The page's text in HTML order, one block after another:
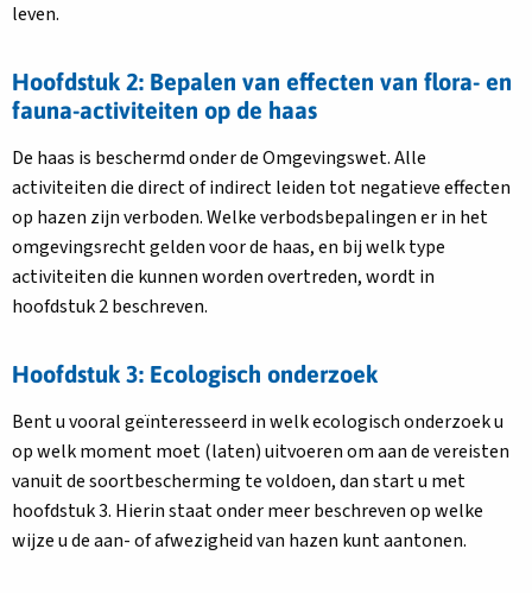
leven.
Hoofdstuk 2: Bepalen van effecten van flora- en
fauna-activiteiten op de haas
De haas is beschermd onder de Omgevingswet. Alle
activiteiten die direct of indirect leiden tot negatieve effecten
op hazen zijn verboden. Welke verbodsbepalingen er in het
omgevingsrecht gelden voor de haas, en bij welk type
activiteiten die kunnen worden overtreden, wordt in
hoofdstuk 2 beschreven.
Hoofdstuk 3: Ecologisch onderzoek
Bent u vooral geïnteresseerd in welk ecologisch onderzoek u
op welk moment moet (laten) uitvoeren om aan de vereisten
vanuit de soortbescherming te voldoen, dan start u met
hoofdstuk 3. Hierin staat onder meer beschreven op welke
wijze u de aan- of afwezigheid van hazen kunt aantonen.